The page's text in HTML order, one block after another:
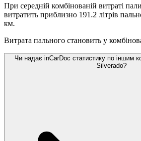
При середній комбінованій витраті
витратить приблизно 191.2 літрів
км.
Витрата пального становить у
Чи надає inCarDoc статистику по іншим
Silverado?